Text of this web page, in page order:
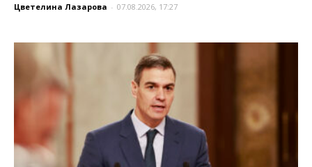
Цветелина Лазарова - 07.08.2026, 17:27